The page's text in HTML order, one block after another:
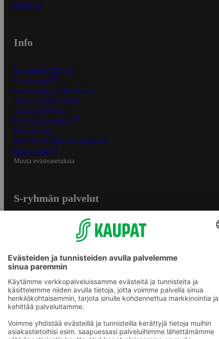
In English
Info
S-Business yrityksille
Oiva-raportit
Osuuskauppojen yhteystiedot
Tilaus- ja toimitusehdot
Tietosuojakäytäntö
Palvelun käyttöehdot
Saavutettavuus
Mobiilisovelluksen saavutettavuus
Mainostajalle
Muuta evästeasetuksia
S-ryhmän palvelut
S-ostoslista -sovellus
Prisma.fi
Sokos.fi
S-Pankki
Yhteishyvä
Sokos Hotels
Raflaamo